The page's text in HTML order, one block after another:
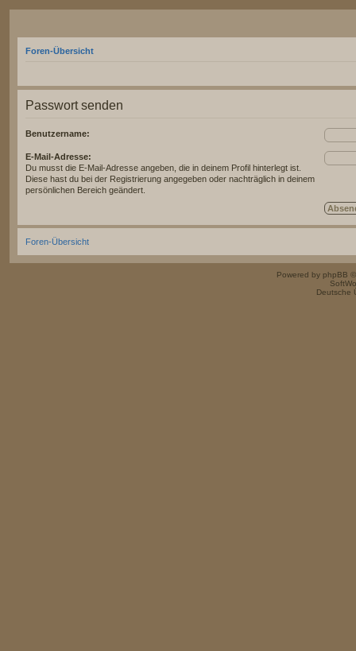
Foren-Übersicht
Passwort senden
Benutzername:
E-Mail-Adresse:
Du musst die E-Mail-Adresse angeben, die in deinem Profil hinterlegt ist.
Diese hast du bei der Registrierung angegeben oder nachträglich in deinem
persönlichen Bereich geändert.
Foren-Übersicht
Powered by phpBB
Deutsche